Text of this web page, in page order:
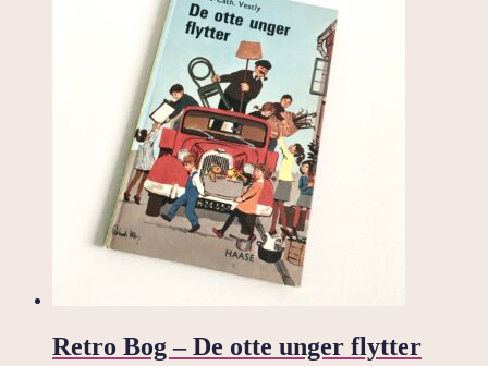
Retro Bog – De otte unger flytter